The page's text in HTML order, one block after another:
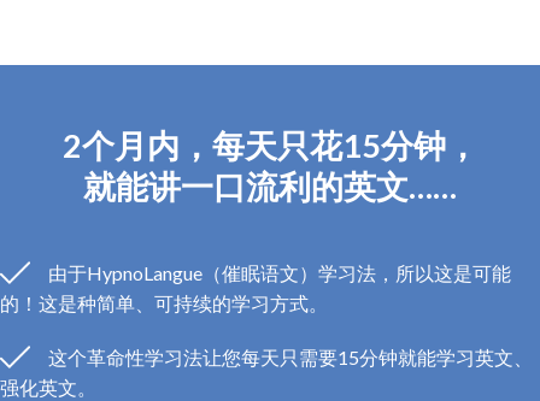
2个月内，每天只花15分钟，
就能讲一口流利的英文……
由于HypnoLangue（催眠语文）学习法，所以这是可能
的！这是种简单、可持续的学习方式。
这个革命性学习法让您每天只需要15分钟就能学习英文、
强化英文。